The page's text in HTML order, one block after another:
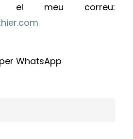
el meu correu:
WhatsApp